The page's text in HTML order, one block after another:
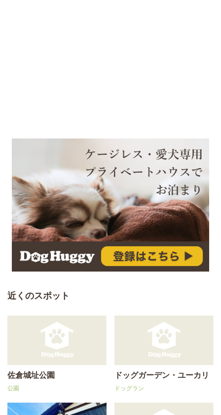
近くのスポット
佐倉城址公園
公園
ドッグガーデン・ユーカリ
ドッグラン